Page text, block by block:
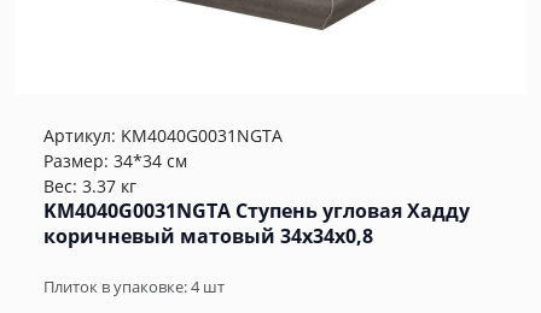
Артикул: KM4040G0031NGTA
Размер: 34*34 см
Вес: 3.37 кг
KM4040G0031NGTA Ступень угловая Хадду
коричневый матовый 34x34x0,8
Плиток в упаковке:4шт